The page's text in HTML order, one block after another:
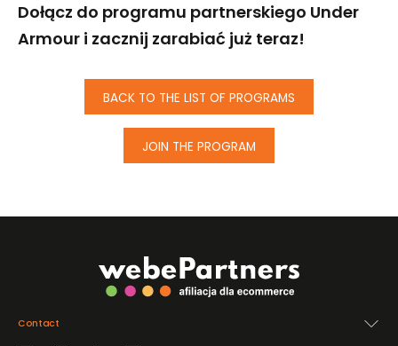
Dołącz do programu partnerskiego Under
Armour i zacznij zarabiać już teraz!
BACK TO THE LIST OF PROGRAMS
JOIN THE PROGRAM
Contact